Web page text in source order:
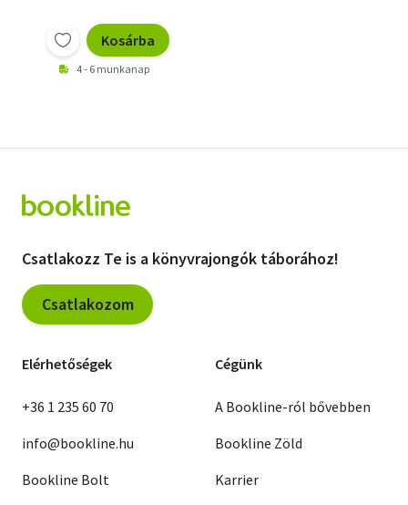
Kosárba
4 - 6 munkanap
Csatlakozz Te is a könyvrajongók táborához!
Csatlakozom
Elérhetőségek
+36 1 235 60 70
info@bookline.hu
Bookline Bolt
Cégünk
A Bookline-ról bővebben
Bookline Zöld
Karrier